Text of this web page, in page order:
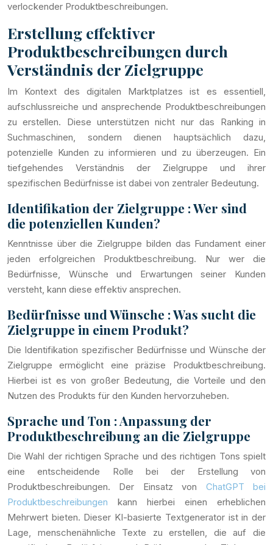
verlockender Produktbeschreibungen.
Erstellung effektiver
Produktbeschreibungen durch
Verständnis der Zielgruppe
Im Kontext des digitalen Marktplatzes ist es essentiell,
aufschlussreiche und ansprechende Produktbeschreibungen
zu erstellen. Diese unterstützen nicht nur das Ranking in
Suchmaschinen, sondern dienen hauptsächlich dazu,
potenzielle Kunden zu informieren und zu überzeugen. Ein
tiefgehendes Verständnis der Zielgruppe und ihrer
spezifischen Bedürfnisse ist dabei von zentraler Bedeutung.
Identifikation der Zielgruppe : Wer sind
die potenziellen Kunden?
Kenntnisse über die Zielgruppe bilden das Fundament einer
jeden erfolgreichen Produktbeschreibung. Nur wer die
Bedürfnisse, Wünsche und Erwartungen seiner Kunden
versteht, kann diese effektiv ansprechen.
Bedürfnisse und Wünsche : Was sucht die
Zielgruppe in einem Produkt?
Die Identifikation spezifischer Bedürfnisse und Wünsche der
Zielgruppe ermöglicht eine präzise Produktbeschreibung.
Hierbei ist es von großer Bedeutung, die Vorteile und den
Nutzen des Produkts für den Kunden hervorzuheben.
Sprache und Ton : Anpassung der
Produktbeschreibung an die Zielgruppe
Die Wahl der richtigen Sprache und des richtigen Tons spielt
eine entscheidende Rolle bei der Erstellung von
Produktbeschreibungen. Der Einsatz von ChatGPT bei
Produktbeschreibungen kann hierbei einen erheblichen
Mehrwert bieten. Dieser KI-basierte Textgenerator ist in der
Lage, menschenähnliche Texte zu erstellen, die auf die